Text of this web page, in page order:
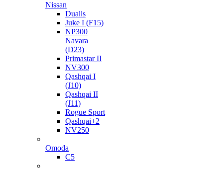
Nissan
Dualis
Juke I (F15)
NP300
Navara
(D23)
Primastar II
NV300
Qashqai I
(J10)
Qashqai II
(J11)
Rogue Sport
Qashqai+2
NV250
Omoda
C5